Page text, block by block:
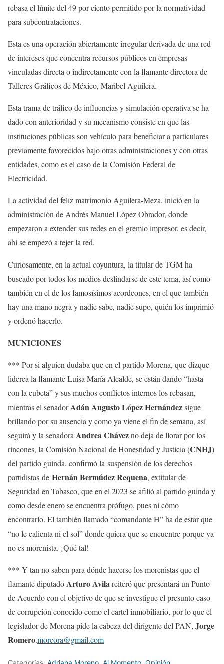
rebasa el límite del 49 por ciento permitido por la normatividad
para subcontrataciones.
Esta es una operación abiertamente irregular derivada de una red
de intereses que concentra recursos públicos en empresas
vinculadas directa o indirectamente con la flamante directora de
Talleres Gráficos de México, Maribel Aguilera.
Esta trama de tráfico de influencias y simulación operativa se ha
dado con anterioridad y su mecanismo consiste en que las
instituciones públicas son vehículo para beneficiar a particulares
previamente favorecidos bajo otras administraciones y con otras
entidades, como es el caso de la Comisión Federal de
Electricidad.
La actividad del feliz matrimonio Aguilera-Meza, inició en la
administración de Andrés Manuel López Obrador, donde
empezaron a extender sus redes en el gremio impresor, es decir,
ahí se empezó a tejer la red.
Curiosamente, en la actual coyuntura, la titular de TGM ha
buscado por todos los medios deslindarse de este tema, así como
también en el de los famosísimos acordeones, en el que también
hay una mano negra y nadie sabe, nadie supo, quién los imprimió
y ordenó hacerlo.
MUNICIONES
*** Por si alguien dudaba que en el partido Morena, que dizque
liderea la flamante Luisa María Alcalde, se están dando “hasta
con la cubeta” y sus muchos conflictos internos los rebasan,
mientras el senadorAdán Augusto López Hernándezsigue
brillando por su ausencia y como ya viene el fin de semana, así
seguirá y la senadora Andrea Chávezno deja de llorar por los
rincones, la Comisión Nacional de Honestidad y Justicia (CNHJ)
del partido guinda, confirmó la suspensión de los derechos
partidistas de Hernán Bermúdez Requena, extitular de
Seguridad en Tabasco, que en el 2023 se afilió al partido guinda y
como desde enero se encuentra prófugo, pues ni cómo
encontrarlo. El también llamado “comandante H” ha de estar que
“no le calienta ni el sol” donde quiera que se encuentre porque ya
no es morenista. ¡Qué tal!
*** Y tan no saben para dónde hacerse los morenistas que el
flamante diputadoArturo Avilareiteró que presentará un Punto
de Acuerdo con el objetivo de que se investigue el presunto caso
de corrupción conocido como el cartel inmobiliario, por lo que el
legislador de Morena pide la cabeza del dirigente del PAN, Jorge
Romero.morcora@gmail.com